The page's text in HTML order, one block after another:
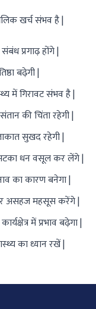
खर्च संभव है |
प्रगाढ़ होंगे |
बढ़ेगी |
में गिरावट संभव है |
की चिंता रहेगी |
सुखद रहेगी |
अटका धन वसूल कर लेंगे |
का कारण बनेगा |
असहज महसूस करेंगे |
में प्रभाव बढ़ेगा |
का ध्यान रखें |